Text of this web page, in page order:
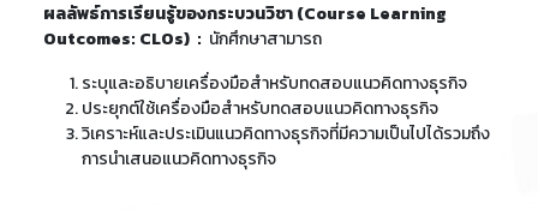
ผลลัพธ์การเรียนรู้ของกระบวนวิชา (Course Learning
Outcomes: CLOs) : นักศึกษาสามารถ
ระบุและอธิบายเครื่องมือสำหรับทดสอบแนวคิดทางธุรกิจ
ประยุกต์ใช้เครื่องมือสำหรับทดสอบแนวคิดทางธุรกิจ
วิเคราะห์และประเมินแนวคิดทางธุรกิจที่มีความเป็นไปได้รวมถึง
การนำเสนอแนวคิดทางธุรกิจ